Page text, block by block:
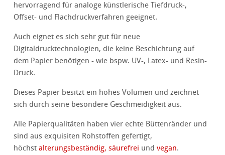
hervorragend für analoge künstlerische Tiefdruck-,
Offset- und Flachdruckverfahren geeignet.
Auch eignet es sich sehr gut für neue
Digitaldrucktechnologien, die keine Beschichtung auf
dem Papier benötigen - wie bspw. UV-, Latex- und Resin-
Druck.
Dieses Papier besitzt ein hohes Volumen und zeichnet
sich durch seine besondere Geschmeidigkeit aus.
Alle Papierqualitäten haben vier echte Büttenränder und
sind aus exquisiten Rohstoffen gefertigt,
höchstalterungsbeständig, säurefrei undvegan.